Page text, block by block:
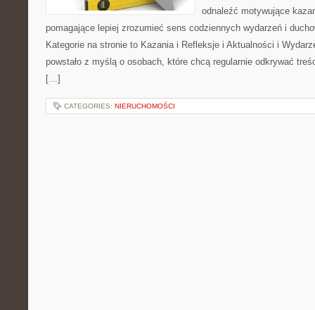
odnaleźć motywujące
pomagające lepiej zrozumieć sens codziennych wydarzeń i
Kategorie na stronie to Kazania i Refleksje i Aktualności i
powstało z myślą o osobach, które chcą regularnie odkrywać
[…]
CATEGORIES: NIERUCHOMOŚCI